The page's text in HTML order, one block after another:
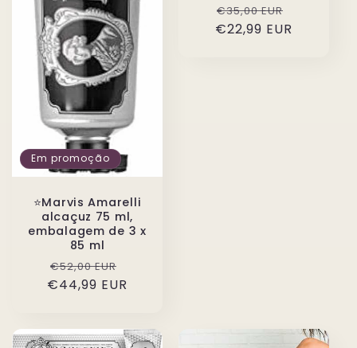
Em promoção
⭐️Marvis Amarelli
alcaçuz 75 ml,
embalagem de 3 x
85 ml
Preço
normal
€52,00 EUR
de
€44,99 EUR
Preço
normal
€35,00 EUR
€22,99 EUR